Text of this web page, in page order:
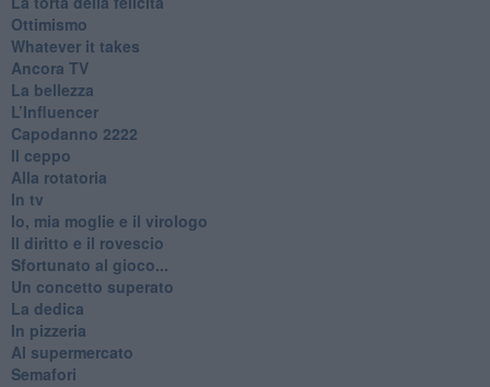
Ottimismo
Whatever it takes
Ancora TV
La bellezza
L’Influencer
​Capodanno 2222
Il ceppo
Alla rotatoria
In tv
Io, mia moglie e il virologo
Il diritto e il rovescio
Sfortunato al gioco...
Un concetto superato
La dedica
In pizzeria
Al supermercato
Semafori